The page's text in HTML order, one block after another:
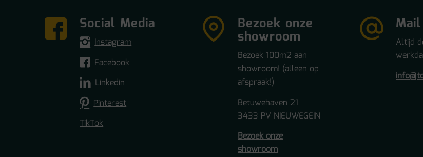
Social Media
Instagram
Facebook
Linkedin
Pinterest
TikTok
Bezoek onze
showroom
Bezoek 100m2 aan
showroom! (alleen op
afspraak!)
Betuwehaven 21
3433 PV NIEUWEGEIN
Bezoek onze
showroom
Altijd